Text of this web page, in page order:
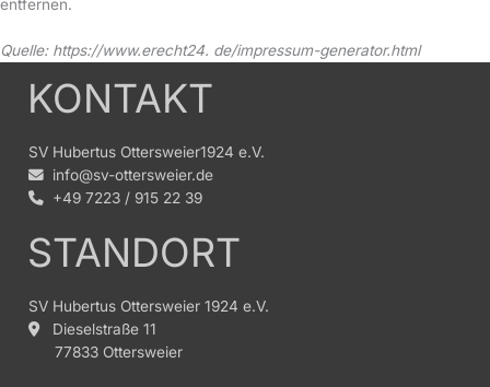
entfernen.
Quelle: https://www.erecht24. de/impressum-generator.html
KONTAKT
SV Hubertus Ottersweier1924 e.V.
info@sv-ottersweier.de
+49 7223 / 915 22 39
STANDORT
SV Hubertus Ottersweier 1924 e.V.
Dieselstraße 11
77833 Ottersweier